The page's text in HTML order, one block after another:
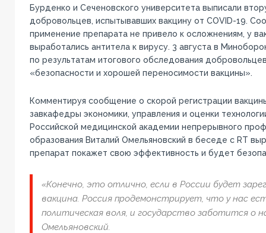
Бурденко и Сеченовского университета выписали
добровольцев, испытывавших вакцину от COVID-19.
применение препарата не привело к осложнениям, у
выработались антитела к вирусу. 3 августа в
по результатам итогового обследования
«безопасности и хорошей переносимости вакцины».
Комментируя сообщение о скорой регистрации
завкафедры экономики, управления и оценки
Российской медицинской академии непрерывного
образования Виталий Омельяновский в беседе с RT
препарат покажет свою эффективность и будет
«Конечно, это отлично, если в России будет
вакцина. Россия продемонстрирует, что у нас
политическая воля, и государство заботится о
Омельяновский.